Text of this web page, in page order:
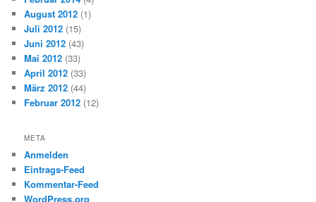
August 2012 (1)
Juli 2012 (15)
Juni 2012 (43)
Mai 2012 (33)
April 2012 (33)
März 2012 (44)
Februar 2012 (12)
META
Anmelden
Eintrags-Feed
Kommentar-Feed
WordPress.org